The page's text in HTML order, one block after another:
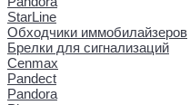
StarLine
Обходчики иммобилайзеров
Брелки для сигнализаций
Cenmax
Pandect
Pandora